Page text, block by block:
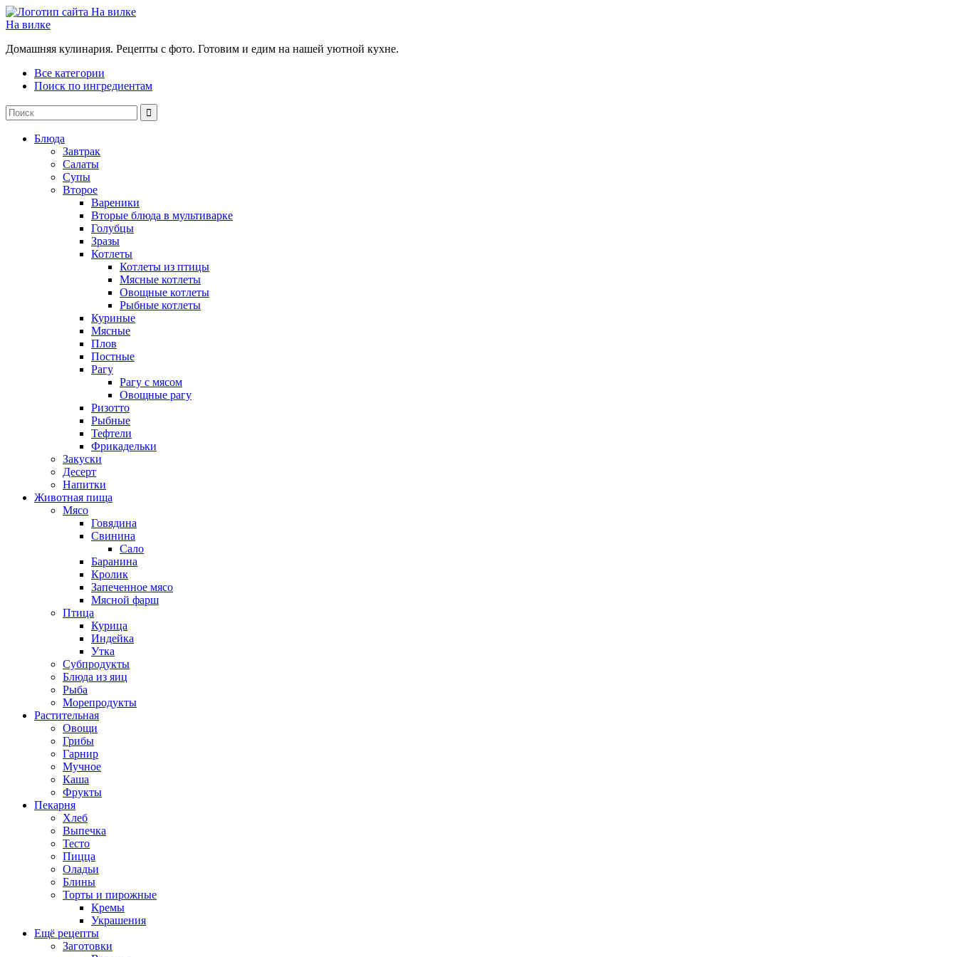
На вилке
Домашняя кулинария. Рецепты с фото. Готовим и едим на нашей уютной кухне.
Все категории
Поиск по ингредиентам
Блюда
Завтрак
Салаты
Супы
Второе
Вареники
Вторые блюда в мультиварке
Голубцы
Зразы
Котлеты
Котлеты из птицы
Мясные котлеты
Овощные котлеты
Рыбные котлеты
Куриные
Мясные
Плов
Постные
Рагу
Рагу с мясом
Овощные рагу
Ризотто
Рыбные
Тефтели
Фрикадельки
Закуски
Десерт
Напитки
Животная пища
Мясо
Говядина
Свинина
Сало
Баранина
Кролик
Запеченное мясо
Мясной фарш
Птица
Курица
Индейка
Утка
Субпродукты
Блюда из яиц
Рыба
Морепродукты
Растительная
Овощи
Грибы
Гарнир
Мучное
Каша
Фрукты
Пекарня
Хлеб
Выпечка
Тесто
Пицца
Оладьи
Блины
Торты и пирожные
Кремы
Украшения
Ещё рецепты
Заготовки